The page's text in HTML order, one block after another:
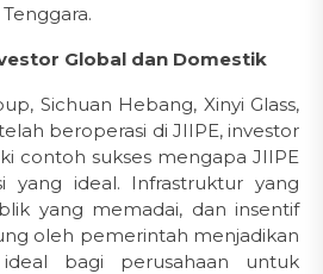
Global dan Domestik
Sichuan Hebang, Xinyi Glass,
beroperasi di JIIPE, investor
contoh sukses mengapa JIIPE
yang ideal. Infrastruktur yang
yang memadai, dan insentif
oleh pemerintah menjadikan
bagi perusahaan untuk